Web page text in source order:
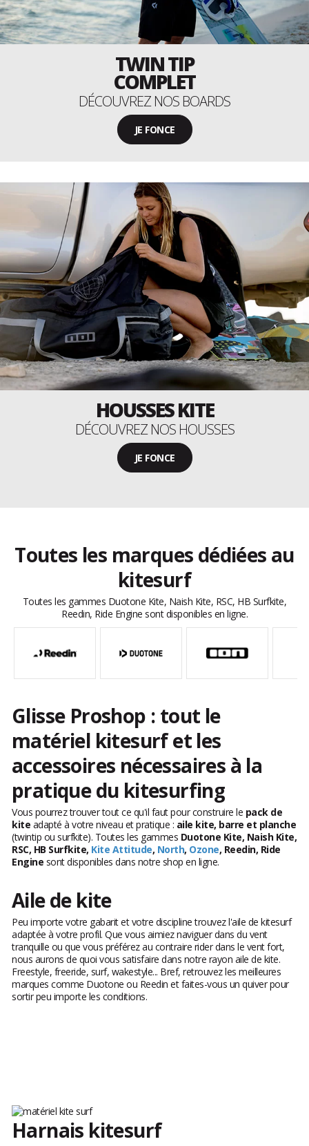
TWIN TIP
COMPLET
DÉCOUVREZ NOS BOARDS
JE FONCE
HOUSSES KITE
DÉCOUVREZ NOS HOUSSES
JE FONCE
Toutes les marques dédiées au
kitesurf
Toutes les gammes Duotone Kite, Naish Kite, RSC, HB Surfkite,
Reedin, Ride Engine sont disponibles en ligne.
Glisse Proshop : tout le
matériel kitesurf et les
accessoires nécessaires à la
pratique du kitesurfing
Vous pourrez trouver tout ce qu'il faut pour construire le pack de
kite adapté à votre niveau et pratique : aile kite, barre et planche
(twintip ou surfkite). Toutes les gammes Duotone Kite, Naish Kite,
RSC, HB Surfkite, Kite Attitude, North, Ozone, Reedin, Ride
Engine sont disponibles dans notre shop en ligne.
Aile de kite
Peu importe votre gabarit et votre discipline trouvez l'aile de kitesurf
adaptée à votre profil. Que vous aimiez naviguer dans du vent
tranquille ou que vous préférez au contraire rider dans le vent fort,
nous aurons de quoi vous satisfaire dans notre rayon aile de kite.
Freestyle, freeride, surf, wakestyle... Bref, retrouvez les meilleures
marques comme Duotone ou Reedin et faites-vous un quiver pour
sortir peu importe les conditions.
Harnais kitesurf